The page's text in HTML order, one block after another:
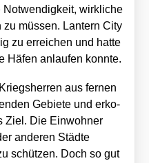
wirk­li­che
müs­sen. Lan­tern City
zu errei­chen und hat­te
Häfen anlau­fen konn­te.
aus fer­nen
Gebie­te und erko­
Ziel. Die Ein­woh­ner
ande­ren Städ­te
schüt­zen. Doch so gut